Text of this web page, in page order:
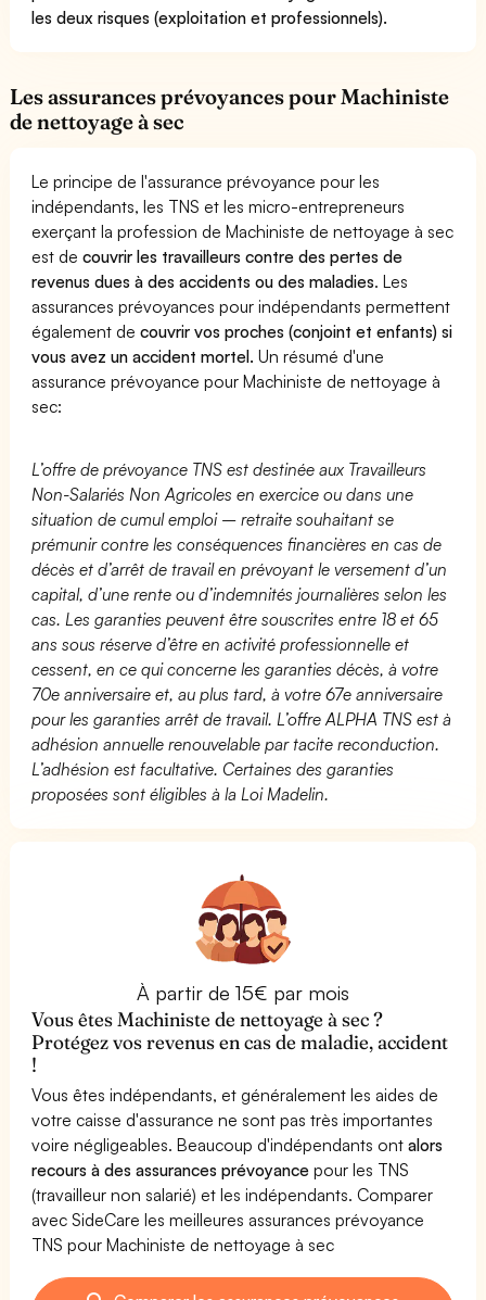
les deux risques (exploitation et professionnels).
Les assurances prévoyances pour Machiniste
de nettoyage à sec
Le principe de l'assurance prévoyance pour les
indépendants, les TNS et les micro-entrepreneurs
exerçant la profession de Machiniste de nettoyage à sec
est decouvrir les travailleurs contre des pertes de
revenus dues à des accidents ou des maladies. Les
assurances prévoyances pour indépendants permettent
également decouvrir vos proches (conjoint et enfants) si
vous avez un accident mortel. Un résumé d'une
assurance prévoyance pour Machiniste de nettoyage à
sec:
L’offre de prévoyance TNS est destinée aux Travailleurs
Non-Salariés Non Agricoles en exercice ou dans une
situation de cumul emploi – retraite souhaitant se
prémunir contre les conséquences financières en cas de
décès et d’arrêt de travail en prévoyant le versement d’un
capital, d’une rente ou d’indemnités journalières selon les
cas. Les garanties peuvent être souscrites entre 18 et 65
ans sous réserve d’être en activité professionnelle et
cessent, en ce qui concerne les garanties décès, à votre
70e anniversaire et, au plus tard, à votre 67e anniversaire
pour les garanties arrêt de travail. L’offre ALPHA TNS est à
adhésion annuelle renouvelable par tacite reconduction.
L’adhésion est facultative. Certaines des garanties
proposées sont éligibles à la Loi Madelin.
À partir de 15€ par mois
Vous êtes Machiniste de nettoyage à sec ?
Protégez vos revenus en cas de maladie, accident
!
Vous êtes indépendants, et généralement les aides de
votre caisse d'assurance ne sont pas très importantes
voire négligeables. Beaucoup d'indépendants ontalors
recours à des assurances prévoyance pour les TNS
(travailleur non salarié) et les indépendants. Comparer
avec SideCare les meilleures assurances prévoyance
TNS pour Machiniste de nettoyage à sec